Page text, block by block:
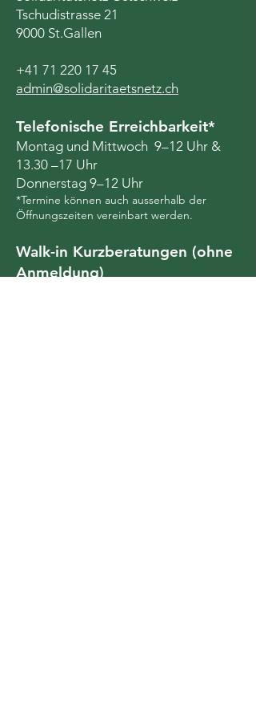
Tschudistrasse 21
9000 St.Gallen
+41 71 220 17 45
admin@solidaritaetsnetz.ch
Telefonische Erreichbarkeit*
Montag und Mittwoch 9–12 Uhr &
13.30 –17 Uhr
Donnerstag 9–12 Uhr
*Termine können auch ausserhalb der
Öffnungszeiten vereinbart werden.
Walk-in Kurzberatungen (ohne
Anmeldung)